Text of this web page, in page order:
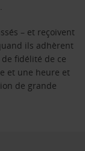
– et reçoivent
ils adhèrent
fidélité de ce
et une heure et
de grande